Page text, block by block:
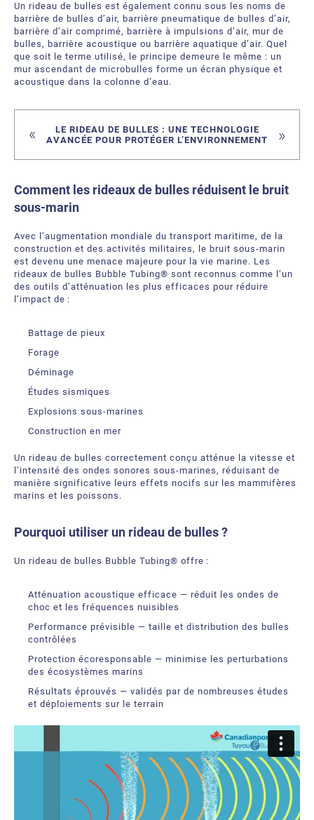
Carrières
Notre offre de services
Un rideau de bulles est également connu sous les noms de
barrière de bulles d’air, barrière pneumatique de bulles d’air,
barrière d’air comprimé, barrière à impulsions d’air, mur de
bulles, barrière acoustique ou barrière aquatique d’air. Quel
que soit le terme utilisé, le principe demeure le même : un
mur ascendant de microbulles forme un écran physique et
acoustique dans la colonne d’eau.
LE RIDEAU DE BULLES : UNE TECHNOLOGIE
AVANCÉE POUR PROTÉGER L’ENVIRONNEMENT
Comment les rideaux de bulles réduisent le bruit
sous‑marin
Avec l’augmentation mondiale du transport maritime, de la
construction et des activités militaires, le bruit sous‑marin
est devenu une menace majeure pour la vie marine. Les
rideaux de bulles Bubble Tubing® sont reconnus comme l’un
des outils d’atténuation les plus efficaces pour réduire
l’impact de :
Battage de pieux
Forage
Déminage
Études sismiques
Explosions sous‑marines
Construction en mer
Un rideau de bulles correctement conçu atténue la vitesse et
l’intensité des ondes sonores sous‑marines, réduisant de
manière significative leurs effets nocifs sur les mammifères
marins et les poissons.
Pourquoi utiliser un rideau de bulles ?
Un rideau de bulles Bubble Tubing® offre :
Atténuation acoustique efficace — réduit les ondes de
choc et les fréquences nuisibles
Performance prévisible — taille et distribution des bulles
contrôlées
Protection écoresponsable — minimise les perturbations
des écosystèmes marins
Résultats éprouvés — validés par de nombreuses études
et déploiements sur le terrain